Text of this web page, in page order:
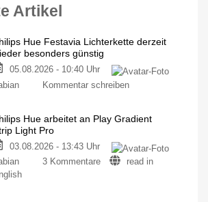
Artikel
Hue Festavia Lichterkette derzeit
besonders günstig
05.08.2026 - 10:40 Uhr
Kommentar schreiben
Hue arbeitet an Play Gradient
Light Pro
03.08.2026 - 13:43 Uhr
3 Kommentare
read in